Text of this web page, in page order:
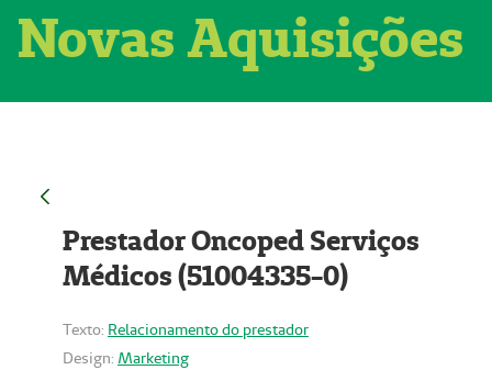
Novas Aquisições
Prestador Oncoped Serviços
Médicos (51004335-0)
Texto: Relacionamento do prestador
Design: Marketing